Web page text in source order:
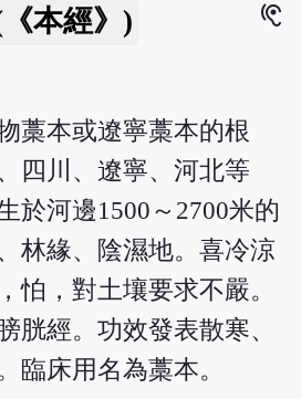
本經》)
hearing
藁本或遼寧藁本的根
四川、遼寧、河北等
於河邊1500～2700米的
林緣、陰濕地。喜冷涼
怕，對土壤要求不嚴。
胱經。功效發表散寒、
臨床用名為藁本。